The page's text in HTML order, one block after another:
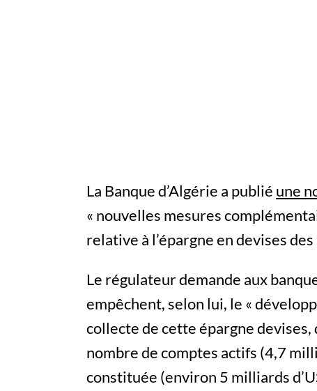
La Banque d’Algérie a publié une
« nouvelles mesures
relative à l’épargne en devises
Le régulateur demande aux
empêchent, selon lui, le «
collecte de cette épargne
nombre de comptes actifs (4,7
constituée (environ 5 milliards